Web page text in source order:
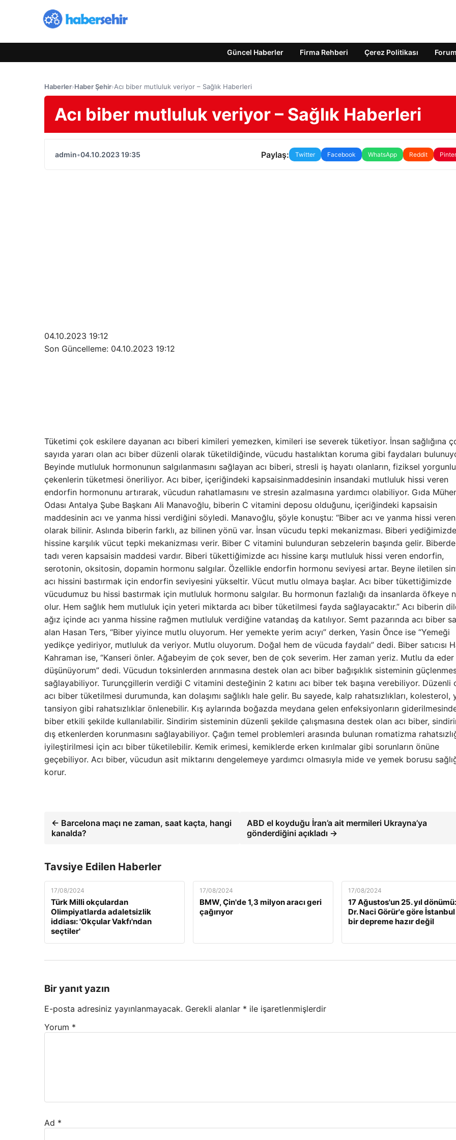
Güncel Haberler Firma Rehberi Çerez Politikası Forum
Haberler›Haber Şehir›Acı biber mutluluk veriyor – Sağlık Haberleri
Acı biber mutluluk veriyor – Sağlık Haberleri
admin•04.10.2023 19:35 Paylaş: Twitter Facebook WhatsApp Reddit
04.10.2023 19:12
Son Güncelleme: 04.10.2023 19:12
Tüketimi çok eskilere dayanan acı biberi kimileri yemezken, kimileri ise severek tüketiyor. İnsan sağlığına
sayıda yararı olan acı biber düzenli olarak tüketildiğinde, vücudu hastalıktan koruma gibi faydaları
Beyinde mutluluk hormonunun salgılanmasını sağlayan acı biberi, stresli iş hayatı olanların, fiziksel
çekenlerin tüketmesi öneriliyor. Acı biber, içeriğindeki kapsaisinmaddesinin insandaki mutluluk hissi veren
endorfin hormonunu artırarak, vücudun rahatlamasını ve stresin azalmasına yardımcı olabiliyor. Gıda
Odası Antalya Şube Başkanı Ali Manavoğlu, biberin C vitamini deposu olduğunu, içeriğindeki kapsaisin
maddesinin acı ve yanma hissi verdiğini söyledi. Manavoğlu, şöyle konuştu: “Biber acı ve yanma hissi
olarak bilinir. Aslında biberin farklı, az bilinen yönü var. İnsan vücudu tepki mekanizması. Biberi yediğimizde
hissine karşılık vücut tepki mekanizması verir. Biber C vitamini bulunduran sebzelerin başında gelir. Biberde
tadı veren kapsaisin maddesi vardır. Biberi tükettiğimizde acı hissine karşı mutluluk hissi veren endorfin,
serotonin, oksitosin, dopamin hormonu salgılar. Özellikle endorfin hormonu seviyesi artar. Beyne iletilen
acı hissini bastırmak için endorfin seviyesini yükseltir. Vücut mutlu olmaya başlar. Acı biber tükettiğimizde
vücudumuz bu hissi bastırmak için mutluluk hormonu salgılar. Bu hormonun fazlalığı da insanlarda öfkeye
olur. Hem sağlık hem mutluluk için yeteri miktarda acı biber tüketilmesi fayda sağlayacaktır.” Acı biberin
ağız içinde acı yanma hissine rağmen mutluluk verdiğine vatandaş da katılıyor. Semt pazarında acı biber
alan Hasan Ters, “Biber yiyince mutlu oluyorum. Her yemekte yerim acıyı” derken, Yasin Önce ise “Yemeği
yedikçe yediriyor, mutluluk da veriyor. Mutlu oluyorum. Doğal hem de vücuda faydalı” dedi. Biber satıcısı
Kahraman ise, “Kanseri önler. Ağabeyim de çok sever, ben de çok severim. Her zaman yeriz. Mutlu da
düşünüyorum” dedi. Vücudun toksinlerden arınmasına destek olan acı biber bağışıklık sisteminin
sağlayabiliyor. Turunçgillerin verdiği C vitamini desteğinin 2 katını acı biber tek başına verebiliyor. Düzenli
acı biber tüketilmesi durumunda, kan dolaşımı sağlıklı hale gelir. Bu sayede, kalp rahatsızlıkları, kolesterol,
tansiyon gibi rahatsızlıklar önlenebilir. Kış aylarında boğazda meydana gelen enfeksiyonların
biber etkili şekilde kullanılabilir. Sindirim sisteminin düzenli şekilde çalışmasına destek olan acı biber,
dış etkenlerden korunmasını sağlayabiliyor. Çağın temel problemleri arasında bulunan romatizma
iyileştirilmesi için acı biber tüketilebilir. Kemik erimesi, kemiklerde erken kırılmalar gibi sorunların önüne
geçebiliyor. Acı biber, vücudun asit miktarını dengelemeye yardımcı olmasıyla mide ve yemek borusu
korur.
← Barcelona maçı ne zaman, saat kaçta, hangi
kanalda?
ABD el koyduğu İran’a ait mermileri Ukrayna’ya
gönderdiğini açıkladı →
Tavsiye Edilen Haberler
17/08/2024
Türk Milli okçulardan
Olimpiyatlarda adaletsizlik
iddiası: 'Okçular Vakfı'ndan
seçtiler'
17/08/2024
BMW, Çin'de 1,3 milyon aracı geri
çağırıyor
17/08/2024
17 Ağustos'un 25. yıl
Dr. Naci Görür'e göre
bir depreme hazır değil
Bir yanıt yazın
E-posta adresiniz yayınlanmayacak. Gerekli alanlar * ile işaretlenmişlerdir
Yorum *
Ad *